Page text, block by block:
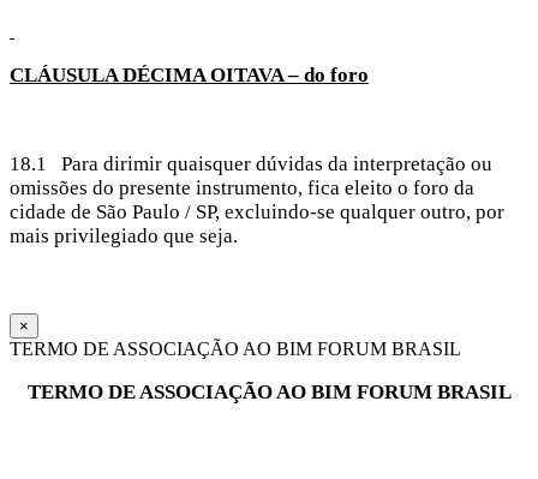
CLÁUSULADÉCIMA OITAVA – do foro
18.1 Para dirimir quaisquer dúvidas da interpretação ou
omissões do presente instrumento, fica eleito o foro da
cidade de São Paulo / SP, excluindo-se qualquer outro, por
mais privilegiado que seja.
×
TERMO DE ASSOCIAÇÃO AO BIM FORUM BRASIL
TERMO DE ASSOCIAÇÃO AO BIM FORUM BRASIL